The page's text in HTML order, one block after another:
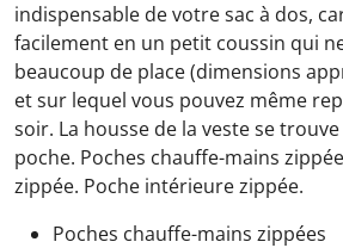
indispensable de votre sac à dos,
facilement en un petit coussin qui
beaucoup de place (dimensions
et sur lequel vous pouvez même
soir. La housse de la veste se
poche. Poches chauffe-mains
zippée. Poche intérieure zippée.
Poches chauffe-mains zippées